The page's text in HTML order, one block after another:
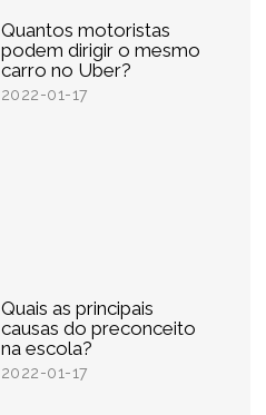
Quantos motoristas
podem dirigir o mesmo
carro no Uber?
2022-01-17
Quais as principais
causas do preconceito
na escola?
2022-01-17